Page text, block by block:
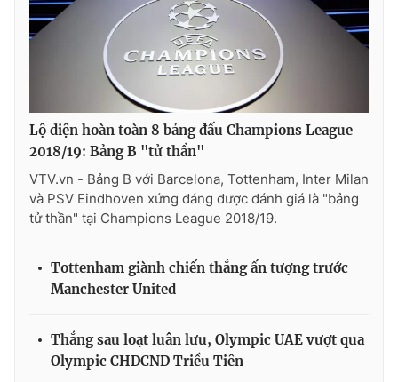
Ðiện thoại Thời báo VTV:
024.66 897 897
Email:
toasoan@vtv.vn
Liên hệ quảng cáo:024-7300.7108
thuận bằng văn bản. Ghi rõ nguồn VTV.vn khi phát hành lại
thông tin từ website này.
Lộ diện hoàn toàn 8 bảng đấu Champions League
2018/19: Bảng B "tử thần"
VTV.vn - Bảng B với Barcelona, Tottenham, Inter Milan
và PSV Eindhoven xứng đáng được đánh giá là "bảng
tử thần" tại Champions League 2018/19.
Tottenham giành chiến thắng ấn tượng trước
Manchester United
Thắng sau loạt luân lưu, Olympic UAE vượt qua
Olympic CHDCND Triều Tiên